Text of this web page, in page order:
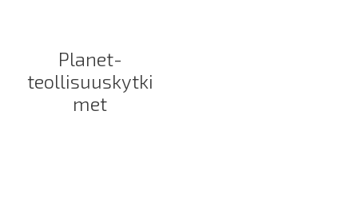
Planet-
teollisuuskytki
met